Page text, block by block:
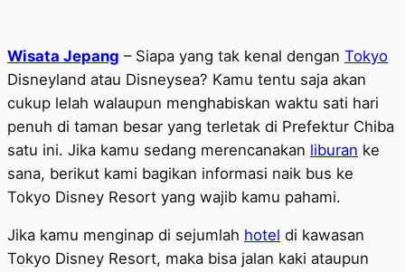
Wisata Jepang – Siapa yang tak kenal dengan Tokyo
Disneyland atau Disneysea? Kamu tentu saja akan
cukup lelah walaupun menghabiskan waktu sati hari
penuh di taman besar yang terletak di Prefektur Chiba
satu ini. Jika kamu sedang merencanakan liburan ke
sana, berikut kami bagikan informasi naik bus ke
Tokyo Disney Resort yang wajib kamu pahami.
Jika kamu menginap di sejumlah hotel di kawasan
Tokyo Disney Resort, maka bisa jalan kaki ataupun